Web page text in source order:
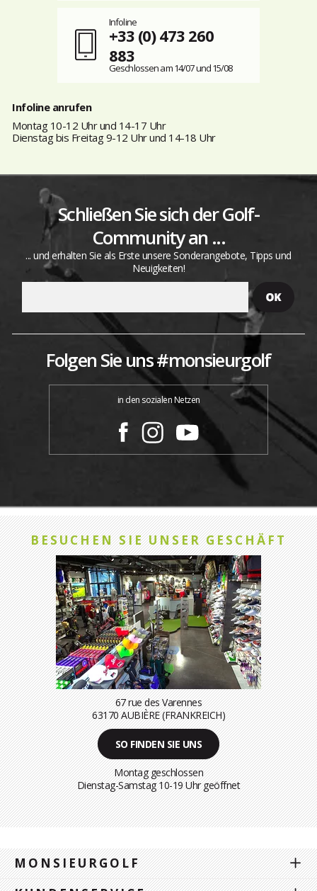
Infoline
+33 (0) 473 260
883
Geschlossen am 14/07 und 15/08
Infoline anrufen
Montag 10-12 Uhr und 14-17 Uhr
Dienstag bis Freitag 9-12 Uhr und 14-18 Uhr
Schließen Sie sich der Golf-
Community an ...
... und erhalten Sie als Erste unsere Sonderangebote, Tipps und
Neuigkeiten!
Folgen Sie uns #monsieurgolf
in den sozialen Netzen
BESUCHEN SIE UNSER GESCHÄFT
67 rue des Varennes
63170 AUBIÈRE (FRANKREICH)
SO FINDEN SIE UNS
Montag geschlossen
Dienstag-Samstag 10-19 Uhr geöffnet
MONSIEURGOLF